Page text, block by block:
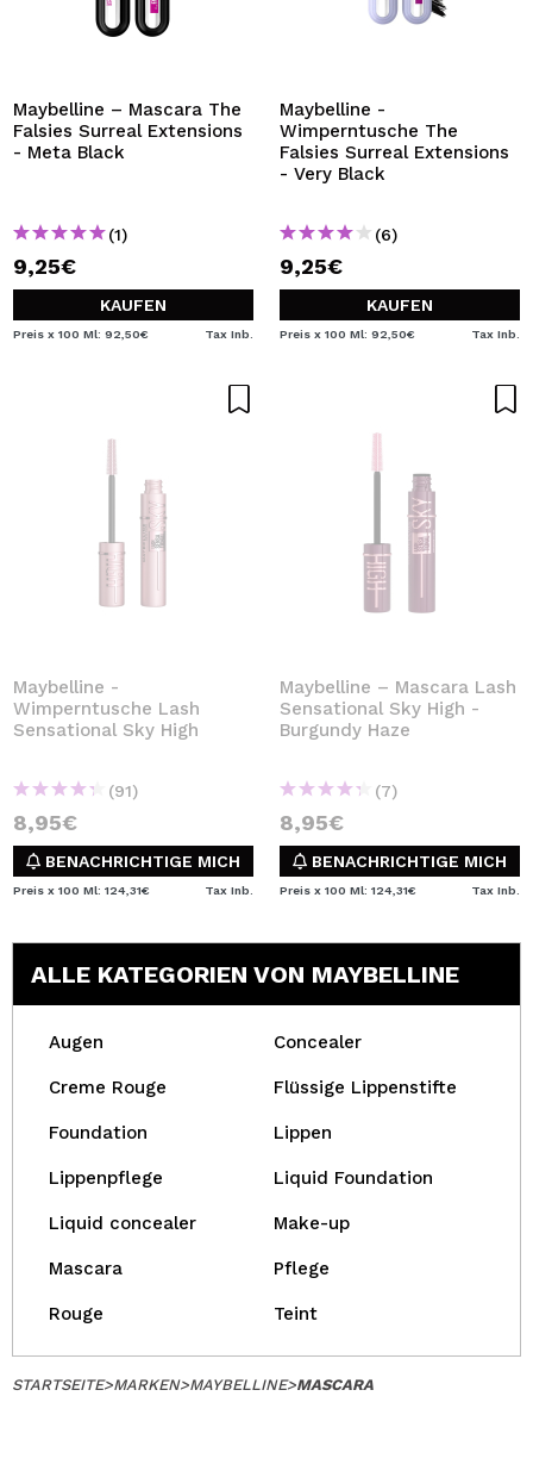
Maybelline – Mascara The
Falsies Surreal Extensions
- Meta Black
(1)
9,25€
KAUFEN
Preis x 100 Ml: 92,50€ Tax Inb.
Maybelline -
Wimperntusche The
Falsies Surreal Extensions
- Very Black
(6)
9,25€
KAUFEN
Preis x 100 Ml: 92,50€ Tax Inb.
Maybelline -
Wimperntusche Lash
Sensational Sky High
(91)
8,95€
BENACHRICHTIGE MICH
Preis x 100 Ml: 124,31€ Tax Inb.
Maybelline – Mascara Lash
Sensational Sky High -
Burgundy Haze
(7)
8,95€
BENACHRICHTIGE MICH
Preis x 100 Ml: 124,31€ Tax Inb.
ALLE KATEGORIEN VON MAYBELLINE
Augen Concealer
Creme Rouge Flüssige Lippenstifte
Foundation Lippen
Lippenpflege Liquid Foundation
Liquid concealer Make-up
Mascara Pflege
Rouge Teint
STARTSEITE>MARKEN>MAYBELLINE>MASCARA